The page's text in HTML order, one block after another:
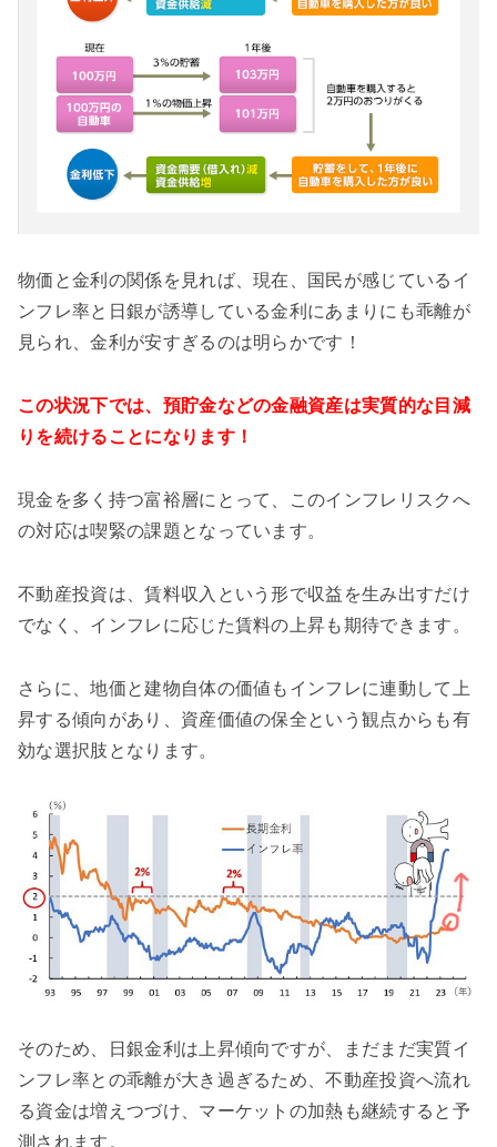
物価と金利の関係を見れば、現在、国民が感じているイ
ンフレ率と日銀が誘導している金利にあまりにも乖離が
見られ、金利が安すぎるのは明らかです！
この状況下では、預貯金などの金融資産は実質的な目減
りを続けることになります！
現金を多く持つ富裕層にとって、このインフレリスクへ
の対応は喫緊の課題となっています。
不動産投資は、賃料収入という形で収益を生み出すだけ
でなく、インフレに応じた賃料の上昇も期待できます。
さらに、地価と建物自体の価値もインフレに連動して上
昇する傾向があり、資産価値の保全という観点からも有
効な選択肢となります。
そのため、日銀金利は上昇傾向ですが、まだまだ実質イ
ンフレ率との乖離が大き過ぎるため、不動産投資へ流れ
る資金は増えつづけ、マーケットの加熱も継続すると予
測されます。